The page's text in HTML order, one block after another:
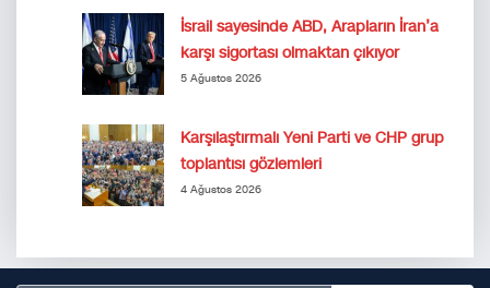
İsrail sayesinde ABD, Arapların İran’a
karşı sigortası olmaktan çıkıyor
5 Ağustos 2026
Karşılaştırmalı Yeni Parti ve CHP grup
toplantısı gözlemleri
4 Ağustos 2026